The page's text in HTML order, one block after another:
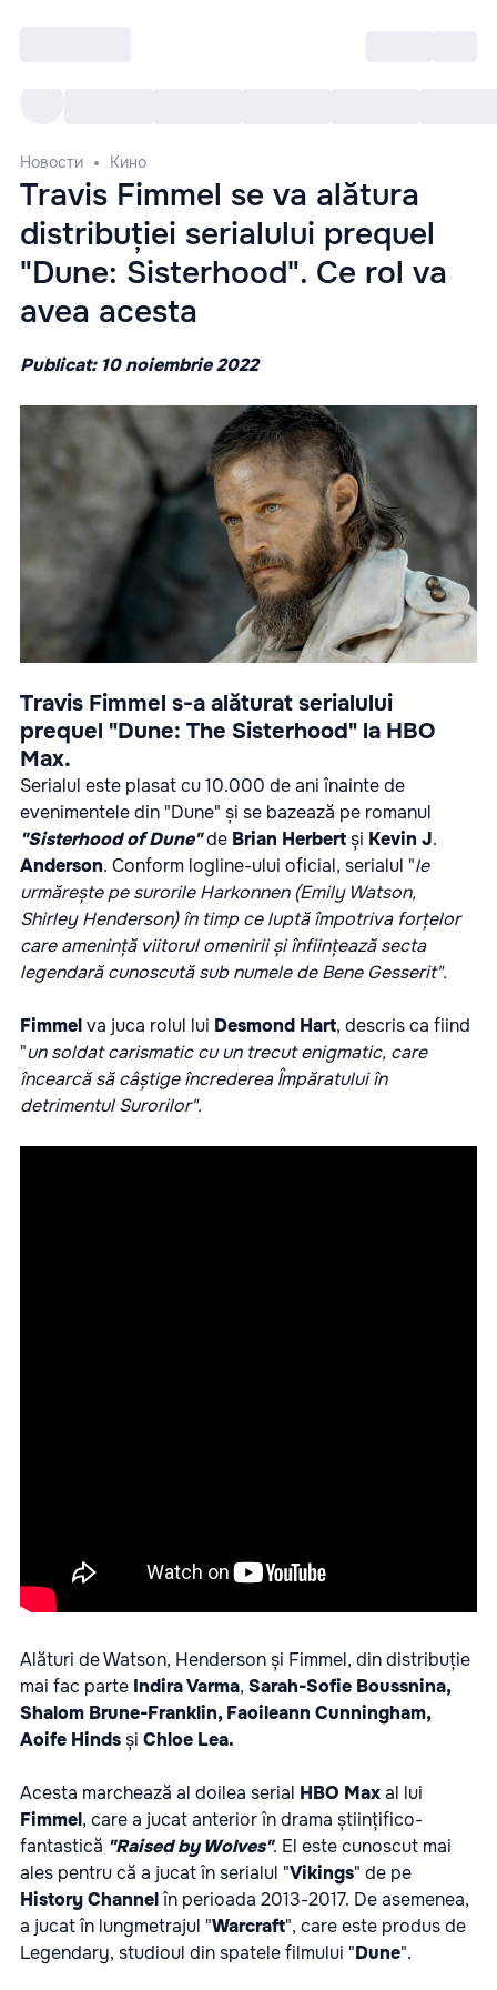
Новости Кино
Travis Fimmel se va alătura
distribuției serialului prequel
"Dune: Sisterhood". Ce rol va
avea acesta
Publicat: 10 noiembrie 2022
Travis Fimmel s-a alăturat serialului
prequel "Dune: The Sisterhood" la HBO
Max.
Serialul este plasat cu 10.000 de ani înainte de
evenimentele din "Dune" și se bazează pe romanul
"Sisterhood of Dune"de Brian Herbertși Kevin J.
Anderson. Conform logline-ului oficial, serialul "le
urmărește pe surorile Harkonnen (Emily Watson,
Shirley Henderson) în timp ce luptă împotriva forțelor
care amenință viitorul omenirii și înființează secta
legendară cunoscută sub numele de Bene Gesserit".
Fimmelva juca rolul lui Desmond Hart, descris ca fiind
"un soldat carismatic cu un trecut enigmatic, care
încearcă să câștige încrederea Împăratului în
detrimentul Surorilor".
Alături de Watson, Henderson și Fimmel, din distribuție
mai fac parte Indira Varma, Sarah-Sofie Boussnina,
Shalom Brune-Franklin, Faoileann Cunningham,
Aoife Hindsși Chloe Lea.
Acesta marchează al doilea serial HBO Maxal lui
Fimmel, care a jucat anterior în drama științifico-
fantastică "Raised by Wolves". El este cunoscut mai
ales pentru că a jucat în serialul "Vikings" de pe
HistoryChannelîn perioada 2013-2017. De asemenea,
a jucat în lungmetrajul "Warcraft", care este produs de
Legendary, studioul din spatele filmului "Dune".